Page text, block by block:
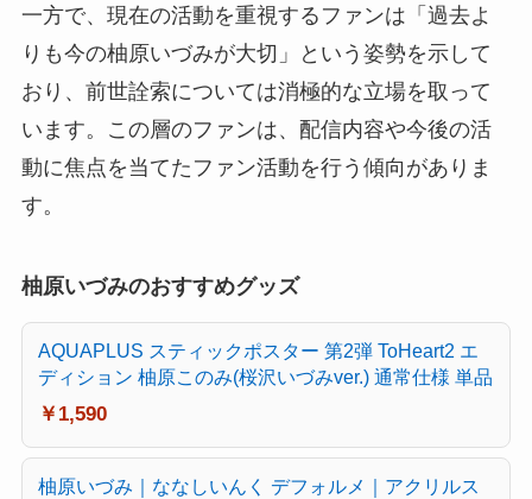
一方で、現在の活動を重視するファンは「過去よ
りも今の柚原いづみが大切」という姿勢を示して
おり、前世詮索については消極的な立場を取って
います。この層のファンは、配信内容や今後の活
動に焦点を当てたファン活動を行う傾向がありま
す。
柚原いづみのおすすめグッズ
AQUAPLUS スティックポスター 第2弾 ToHeart2 エ
ディション 柚原このみ(桜沢いづみver.) 通常仕様 単品
￥1,590
柚原いづみ｜ななしいんく デフォルメ｜アクリルス